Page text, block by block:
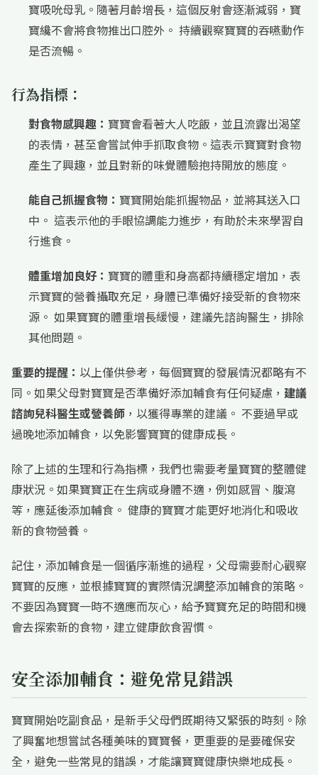
寶吸吮母乳。隨著月齡增長，這個反射會逐漸減弱，寶
寶纔不會將食物推出口腔外。 持續觀察寶寶的吞嚥動作
是否流暢。
行為指標：
對食物感興趣： 寶寶會看著大人吃飯，並且流露出渴望
的表情，甚至會嘗試伸手抓取食物。這表示寶寶對食物
產生了興趣，並且對新的味覺體驗抱持開放的態度。
能自己抓握食物： 寶寶開始能抓握物品，並將其送入口
中。 這表示他的手眼協調能力進步，有助於未來學習自
行進食。
體重增加良好： 寶寶的體重和身高都持續穩定增加，表
示寶寶的營養攝取充足，身體已準備好接受新的食物來
源。 如果寶寶的體重增長緩慢，建議先諮詢醫生，排除
其他問題。
重要的提醒： 以上僅供參考，每個寶寶的發展情況都略有不
同。如果父母對寶寶是否準備好添加輔食有任何疑慮， 建議
諮詢兒科醫生或營養師 ，以獲得專業的建議。 不要過早或
過晚地添加輔食，以免影響寶寶的健康成長。
除了上述的生理和行為指標，我們也需要考量寶寶的整體健
康狀況。如果寶寶正在生病或身體不適，例如感冒、腹瀉
等，應延後添加輔食。 健康的寶寶才能更好地消化和吸收
新的食物營養。
記住，添加輔食是一個循序漸進的過程，父母需要耐心觀察
寶寶的反應，並根據寶寶的實際情況調整添加輔食的策略。
不要因為寶寶一時不適應而灰心，給予寶寶充足的時間和機
會去探索新的食物，建立健康飲食習慣。
安全添加輔食：避免常見錯誤
寶寶開始吃副食品，是新手父母們既期待又緊張的時刻。除
了興奮地想嘗試各種美味的寶寶餐，更重要的是要確保安
全，避免一些常見的錯誤，才能讓寶寶健康快樂地成長。